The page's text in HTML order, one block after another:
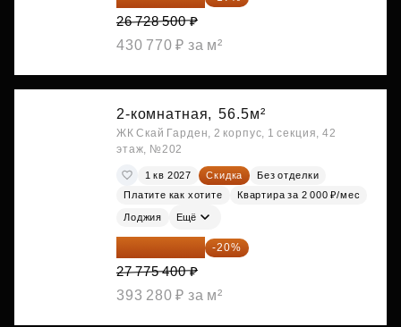
26 728 500 ₽
430 770 ₽ за м²
2-комнатная, 56.5м²
ЖК Скай Гарден, 2 корпус, 1 секция, 42
этаж, №202
1 кв 2027 Скидка
Без отделки
Платите как хотите
Квартира за 2 000 ₽/мес
Лоджия Ещё
22 220 320 ₽ -20%
27 775 400 ₽
393 280 ₽ за м²